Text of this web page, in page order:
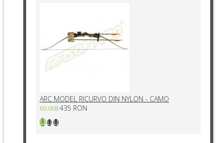
ARC MODEL RICURVO DIN NYLON - CAMO
60.008435 RON